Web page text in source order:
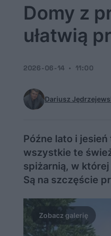
Domy z
ułatwią
Dariusz
2026-06-14 11:00
Późne lato i
wszystkie te
spiżarnią, w
Są na szczęście